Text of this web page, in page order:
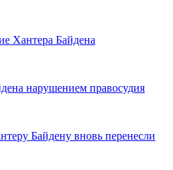
Хантера Байдена
нарушением правосудия
Байдену вновь перенесли